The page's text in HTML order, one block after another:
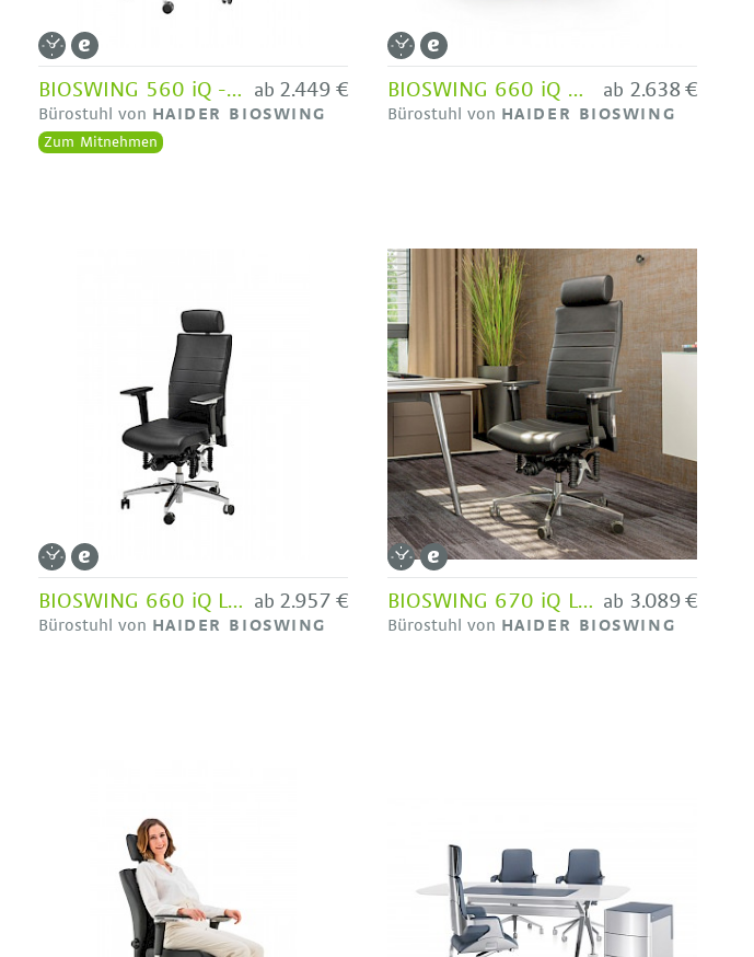
BIOSWING 560 iQ - Bestseller HAIDER BIOSWING
Bürostuhl von HAIDER BIOSWING
ab 2.449 €
Zum Mitnehmen
BIOSWING 660 iQ Netz - Bestseller HAIDER BIOSWING
Bürostuhl von HAIDER BIOSWING
ab 2.638 €
BIOSWING 660 iQ Leder - Bestseller HAIDER BIOSWING
Bürostuhl von HAIDER BIOSWING
ab 2.957 € BIOSWING 670 iQ Leder - Bestseller HAIDER BIOSWING
Bürostuhl von HAIDER BIOSWING
ab 3.089 €